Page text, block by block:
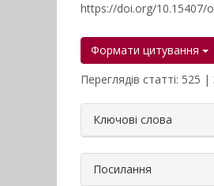
https://doi.org/10.15407/
Формати цитування
Переглядів статті: 525
Ключові слова
Посилання